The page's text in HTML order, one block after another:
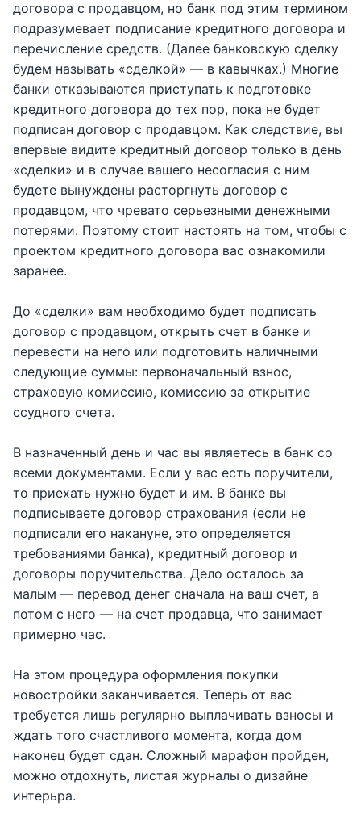
договора с продавцом, но банк под этим термином
подразумевает подписание кредитного договора и
перечисление средств. (Далее банковскую сделку
будем называть «сделкой» — в кавычках.) Многие
банки отказываются приступать к подготовке
кредитного договора до тех пор, пока не будет
подписан договор с продавцом. Как следствие, вы
впервые видите кредитный договор только в день
«сделки» и в случае вашего несогласия с ним
будете вынуждены расторгнуть договор с
продавцом, что чревато серьезными денежными
потерями. Поэтому стоит настоять на том, чтобы с
проектом кредитного договора вас ознакомили
заранее.
До «сделки» вам необходимо будет подписать
договор с продавцом, открыть счет в банке и
перевести на него или подготовить наличными
следующие суммы: первоначальный взнос,
страховую комиссию, комиссию за открытие
ссудного счета.
В назначенный день и час вы являетесь в банк со
всеми документами. Если у вас есть поручители,
то приехать нужно будет и им. В банке вы
подписываете договор страхования (если не
подписали его накануне, это определяется
требованиями банка), кредитный договор и
договоры поручительства. Дело осталось за
малым — перевод денег сначала на ваш счет, а
потом с него — на счет продавца, что занимает
примерно час.
На этом процедура оформления покупки
новостройки заканчивается. Теперь от вас
требуется лишь регулярно выплачивать взносы и
ждать того счастливого момента, когда дом
наконец будет сдан. Сложный марафон пройден,
можно отдохнуть, листая журналы о дизайне
интерьра.